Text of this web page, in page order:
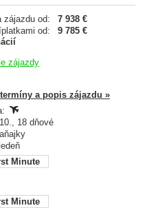
zájazdu od:
7 938 €
od:
9 785 €
zájazdy
a popis zájazdu »
18 dňové
Minute
Minute